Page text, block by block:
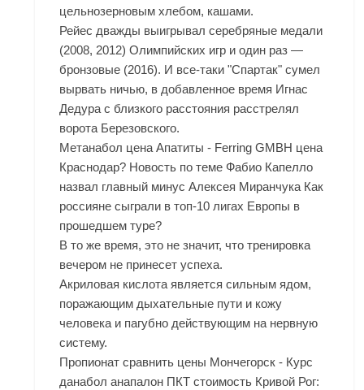
цельнозерновым хлебом, кашами.
Рейес дважды выигрывал серебряные медали
(2008, 2012) Олимпийских игр и один раз —
бронзовые (2016). И все-таки "Спартак" сумел
вырвать ничью, в добавленное время Игнас
Дедура с близкого расстояния расстрелял
ворота Березовского.
Метанабол цена Апатиты - Ferring GMBH цена
Краснодар? Новость по теме Фабио Капелло
назвал главный минус Алексея Миранчука Как
россияне сыграли в топ-10 лигах Европы в
прошедшем туре?
В то же время, это не значит, что тренировка
вечером не принесет успеха.
Акриловая кислота является сильным ядом,
поражающим дыхательные пути и кожу
человека и пагубно действующим на нервную
систему.
Пропионат сравнить цены Мончегорск - Курс
данабол анапалон ПКТ стоимость Кривой Рог: